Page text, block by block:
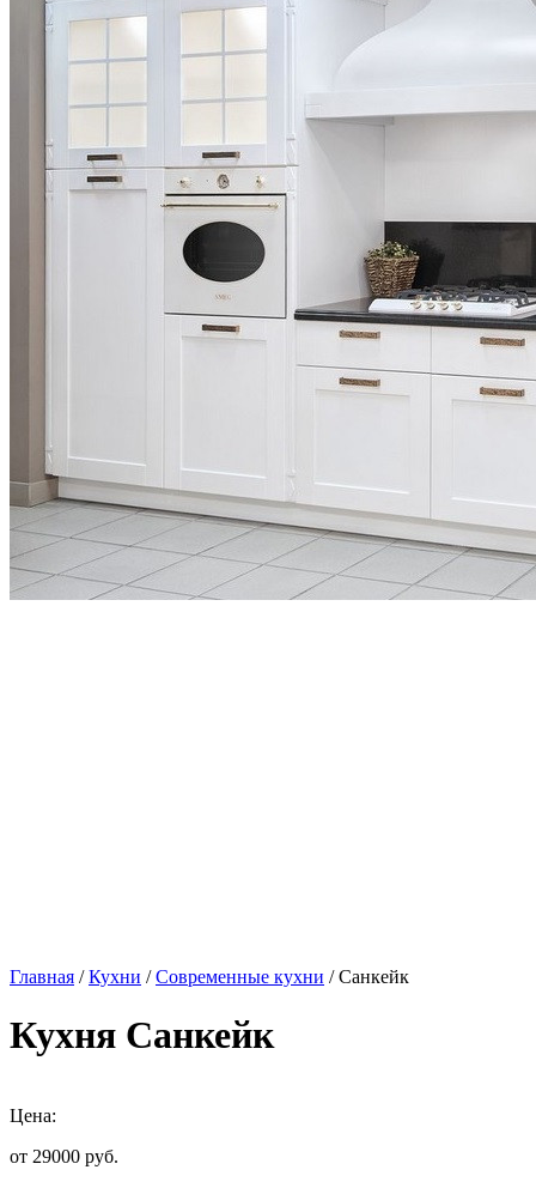
Главная /Кухни /Современные кухни / Санкейк
Кухня Санкейк
Цена:
от 29000 руб.